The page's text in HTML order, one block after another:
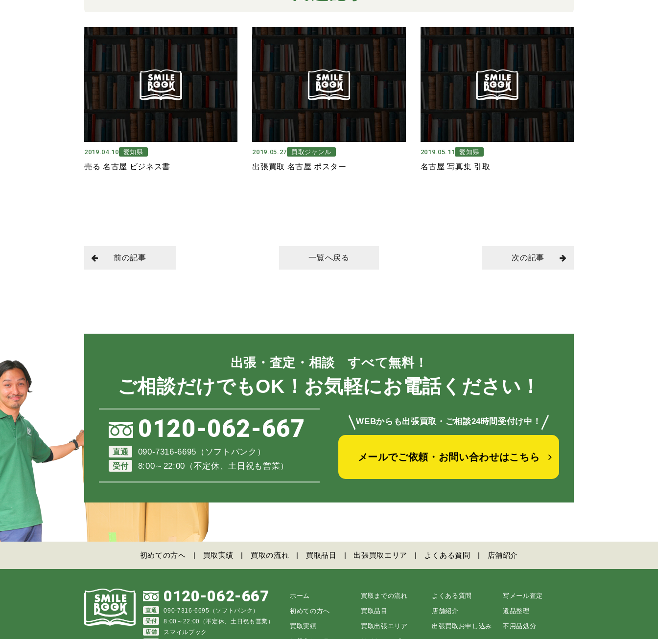
2019.04.10 愛知県
売る 名古屋 ビジネス書
2019.05.27 買取ジャンル
出張買取 名古屋 ポスター
2019.05.11 愛知県
名古屋 写真集 引取
次の記事
一覧へ戻る
前の記事
出張・査定・相談 すべて無料！
ご相談だけでもOK！お気軽にお電話ください！
0120-062-667
直通 090-7316-6695（ソフトバンク）
受付 8:00～22:00（不定休、土日祝も営業）
＼WEBからも出張買取・ご相談24時間受付け中！ ／
メールでご依頼・お問い合わせはこちら
初めての方へ 買取実績 買取の流れ 買取品目 出張買取エリア よくある質問 店舗紹介
0120-062-667
直通 090-7316-6695（ソフトバンク）
受付 8:00～22:00（不定休、土日祝も営業）
店舗 スマイルブック
ホーム 買取までの流れ よくある質問 写メール査定
初めての方へ 買取品目 店舗紹介 遺品整理
買取実績 買取出張エリア 出張買取お申し込み 不用品処分